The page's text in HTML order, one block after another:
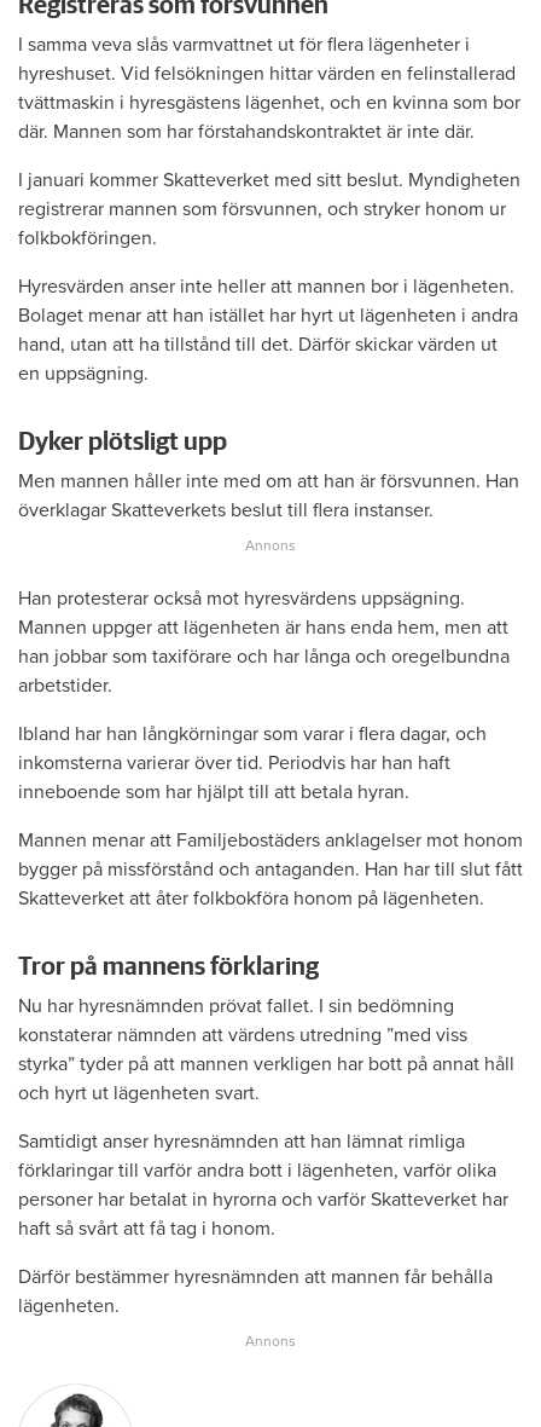
I samma veva slås varmvattnet ut för flera lägenheter i
hyreshuset. Vid felsökningen hittar värden en felinstallerad
tvättmaskin i hyresgästens lägenhet, och en kvinna som bor
där. Mannen som har förstahandskontraktet är inte där.
I januari kommer Skatteverket med sitt beslut. Myndigheten
registrerar mannen som försvunnen, och stryker honom ur
folkbokföringen.
Hyresvärden anser inte heller att mannen bor i lägenheten.
Bolaget menar att han istället har hyrt ut lägenheten i andra
hand, utan att ha tillstånd till det. Därför skickar värden ut
en uppsägning.
Dyker plötsligt upp
Men mannen håller inte med om att han är försvunnen. Han
överklagar Skatteverkets beslut till flera instanser.
Han protesterar också mot hyresvärdens uppsägning.
Mannen uppger att lägenheten är hans enda hem, men att
han jobbar som taxiförare och har långa och oregelbundna
arbetstider.
Ibland har han långkörningar som varar i flera dagar, och
inkomsterna varierar över tid. Periodvis har han haft
inneboende som har hjälpt till att betala hyran.
Mannen menar att Familjebostäders anklagelser mot honom
bygger på missförstånd och antaganden. Han har till slut fått
Skatteverket att åter folkbokföra honom på lägenheten.
Tror på mannens förklaring
Nu har hyresnämnden prövat fallet. I sin bedömning
konstaterar nämnden att värdens utredning ”med viss
styrka” tyder på att mannen verkligen har bott på annat håll
och hyrt ut lägenheten svart.
Samtidigt anser hyresnämnden att han lämnat rimliga
förklaringar till varför andra bott i lägenheten, varför olika
personer har betalat in hyrorna och varför Skatteverket har
haft så svårt att få tag i honom.
Därför bestämmer hyresnämnden att mannen får behålla
lägenheten.